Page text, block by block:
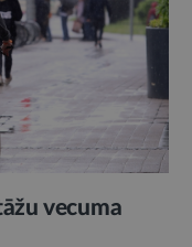
vecuma